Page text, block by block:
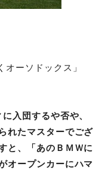
オーソドックス」
入団するや否や、
れたマスターでござ
と、「あのＢＭＷに
オープンカーにハマ